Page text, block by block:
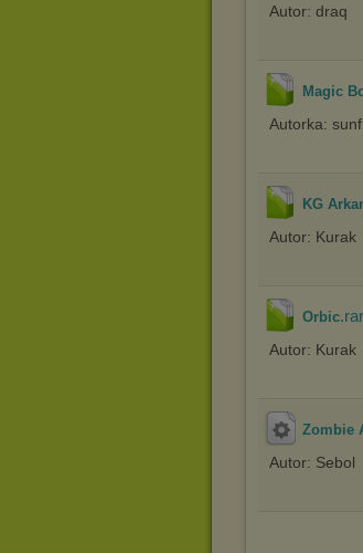
Autor: draq
Magic
Autorka:
KG
Autor: Kurak
Orbic.rar
Autor: Kurak
Zombie
Autor: Sebol